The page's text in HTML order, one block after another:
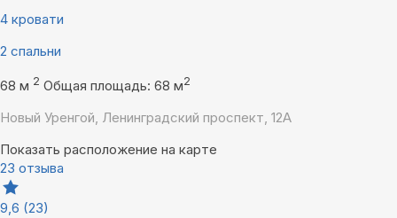
4 кровати
2 спальни
68 м 2 Общая площадь: 68 м2
Новый Уренгой, Ленинградский проспект, 12А
Показать расположение на карте
23 отзыва
9,6 (23)